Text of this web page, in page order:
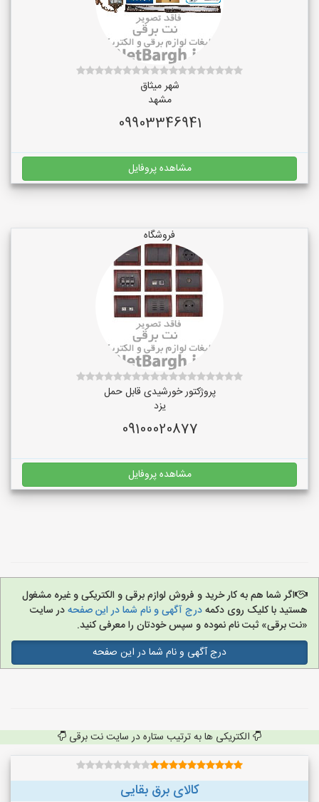
شهر میثاق
مشهد
09903346941
مشاهده پروفایل
فروشگاه
پروژکتور خورشیدی قابل حمل
یزد
09100020877
مشاهده پروفایل
اگر شما هم به کار خرید و فروش لوازم برقی و الکتریکی و غیره مشغول
هستید با کلیک روی دکمهدرج آگهی و نام شما در این صفحهدر سایت
«نت برقی» ثبت نام نموده و سپس خودتان را معرفی کنید.
درج آگهی و نام شما در این صفحه
الکتریکی ها به ترتیب ستاره در سایت نت برقی
کالای برق بقایی